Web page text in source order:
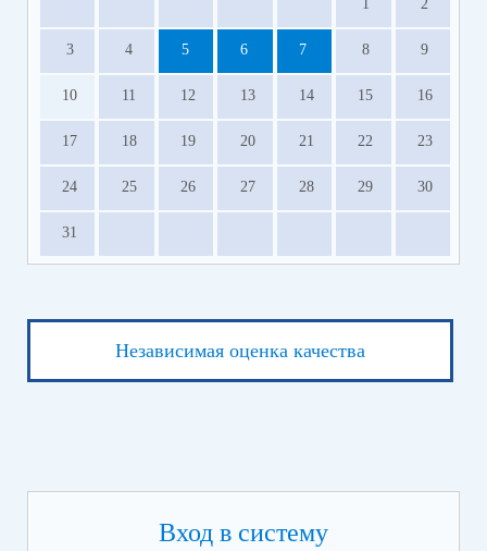
1 2
3 4 5 6 7 8 9
10 11 12 13 14 15 16
17 18 19 20 21 22 23
24 25 26 27 28 29 30
31
Независимая оценка качества
Вход в систему